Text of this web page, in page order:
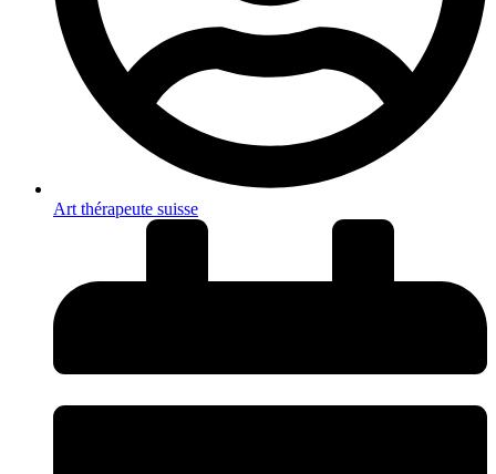
Art thérapeute suisse